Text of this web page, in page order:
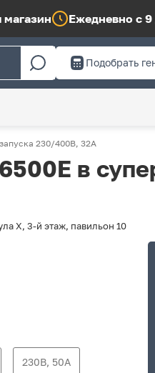
Ежедневно с 9
Подобрать
230/400В, 32А
в
Х, 3-й этаж, павильон 10
230В, 50А